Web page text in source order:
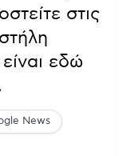
στις
εδώ
News